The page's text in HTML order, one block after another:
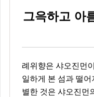
그윽하고 아
례위향은 샤오진먼
일하게 본 섬과 떨
별한 것은 샤오진먼